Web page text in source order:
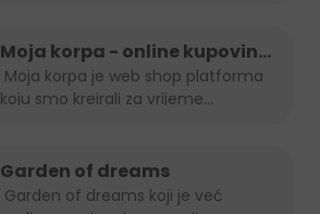
Moja korpa - online kupovina
je uvijek in!
koju smo kreirali za vrijeme...
Garden of dreams